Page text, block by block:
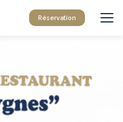
Réservation